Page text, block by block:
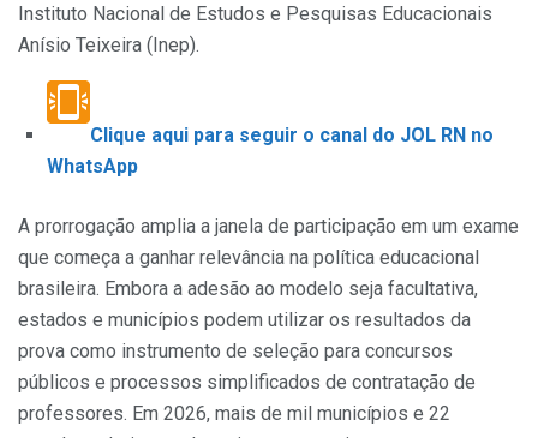
Instituto Nacional de Estudos e Pesquisas Educacionais
Anísio Teixeira (Inep).
Clique aqui para seguir o canal do JOL RN no
WhatsApp
A prorrogação amplia a janela de participação em um exame
que começa a ganhar relevância na política educacional
brasileira. Embora a adesão ao modelo seja facultativa,
estados e municípios podem utilizar os resultados da
prova como instrumento de seleção para concursos
públicos e processos simplificados de contratação de
professores. Em 2026, mais de mil municípios e 22